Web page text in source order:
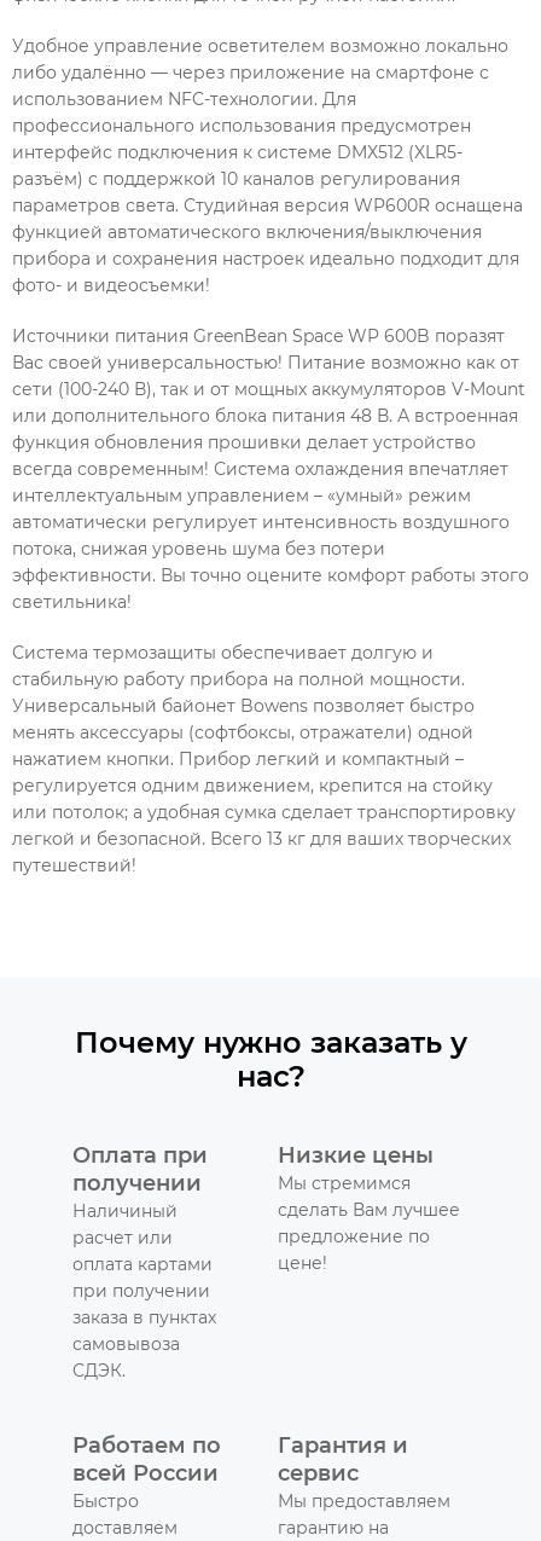
Удобное управление осветителем возможно локально
либо удалённо — через приложение на смартфоне с
использованием NFC-технологии. Для
профессионального использования предусмотрен
интерфейс подключения к системе DMX512 (XLR5-
разъём) с поддержкой 10 каналов регулирования
параметров света. Студийная версия WP600R оснащена
функцией автоматического включения/выключения
прибора и сохранения настроек идеально подходит для
фото- и видеосъемки!
Источники питания GreenBean Space WP 600B поразят
Вас своей универсальностью! Питание возможно как от
сети (100-240 В), так и от мощных аккумуляторов V-Mount
или дополнительного блока питания 48 В. А встроенная
функция обновления прошивки делает устройство
всегда современным! Система охлаждения впечатляет
интеллектуальным управлением – «умный» режим
автоматически регулирует интенсивность воздушного
потока, снижая уровень шума без потери
эффективности. Вы точно оцените комфорт работы этого
светильника!
Система термозащиты обеспечивает долгую и
стабильную работу прибора на полной мощности.
Универсальный байонет Bowens позволяет быстро
менять аксессуары (софтбоксы, отражатели) одной
нажатием кнопки. Прибор легкий и компактный –
регулируется одним движением, крепится на стойку
или потолок; а удобная сумка сделает транспортировку
легкой и безопасной. Всего 13 кг для ваших творческих
путешествий!
Почему нужно заказать у
нас?
Оплата при
получении
Наличиный
расчет или
оплата картами
при получении
заказа в пунктах
самовывоза
СДЭК.
Низкие цены
Мы стремимся
сделать Вам лучшее
предложение по
цене!
Работаем по
всей России
Быстро
доставляем
Гарантия и
сервис
Мы предоставляем
гарантию на